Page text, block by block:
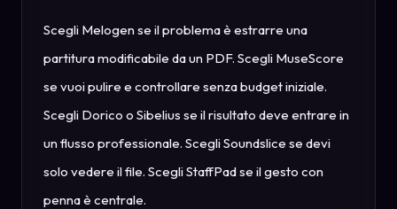
Scegli Melogen se il problema è estrarre una
partitura modificabile da un PDF. Scegli MuseScore
se vuoi pulire e controllare senza budget iniziale.
Scegli Dorico o Sibelius se il risultato deve entrare in
un flusso professionale. Scegli Soundslice se devi
solo vedere il file. Scegli StaffPad se il gesto con
penna è centrale.